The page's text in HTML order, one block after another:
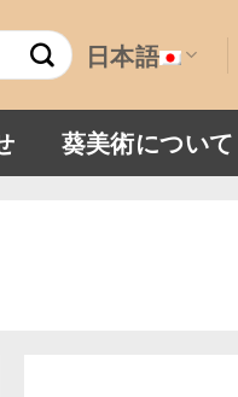
日本語
葵美術について